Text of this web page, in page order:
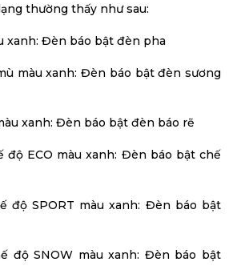
thường thấy như sau:
xanh: Đèn báo bật đèn pha
màu xanh: Đèn báo bật đèn sương
xanh: Đèn báo bật đèn báo rẽ
độ ECO màu xanh: Đèn báo bật chế
độ SPORT màu xanh: Đèn báo bật
độ SNOW màu xanh: Đèn báo bật